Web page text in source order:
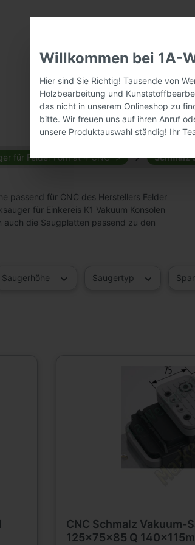
für Felder Format 4 CNC Schmalz
passend für CNC des Herstellers Felder
für Einkereis K1 Vakuum Konsolen
die Saugplatten passend zu den
Saugerhöhe Saugertyp
CNC Schmalz Vakuum-
125x75x85 Q
Willkommen bei 1A-
Hier sind Sie Richtig! Tausende von
Holzbearbeitung und
das nicht in unserem Onlineshop zu
bitte. Wir freuen uns auf ihren Anruf
unsere Produktauswahl ständig! Ihr